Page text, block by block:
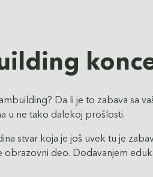
Da li je to zabava sa
u ne tako dalekoj prošlosti.
stvar koja je još uvek tu je
deo. Dodavanjem